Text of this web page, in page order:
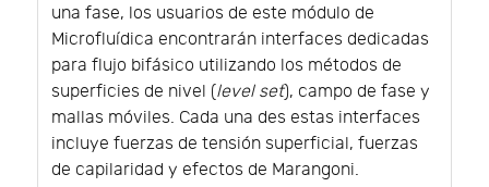
una fase, los usuarios de este módulo de
Microfluídica encontrarán interfaces dedicadas
para flujo bifásico utilizando los métodos de
superficies de nivel (level set), campo de fase y
mallas móviles. Cada una des estas interfaces
incluye fuerzas de tensión superficial, fuerzas
de capilaridad y efectos de Marangoni.